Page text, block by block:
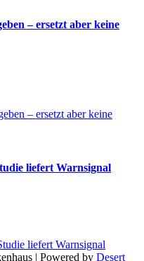
– ersetzt aber keine
liefert Warnsignal
| Powered by Desert